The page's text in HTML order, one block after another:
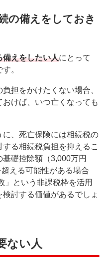
の備えをしておき
備えをしたい人にとって
。
担をかけたくない場合、
けば、いつ亡くなっても
に、死亡保険には相続税の
る相続税負担を抑えるこ
礎控除額（3,000万円
える可能性がある場合
」という非課税枠を活用
討する価値があるでしょ
ない人